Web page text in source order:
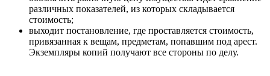
различных показателей, из которых складывается
стоимость;
выходит постановление, где проставляется стоимость,
привязанная к вещам, предметам, попавшим под арест.
Экземпляры копий получают все стороны по делу.